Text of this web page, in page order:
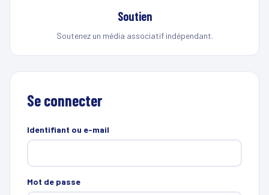
Soutien
Soutenez un média associatif indépendant.
Se connecter
Identifiant ou e-mail
Mot de passe